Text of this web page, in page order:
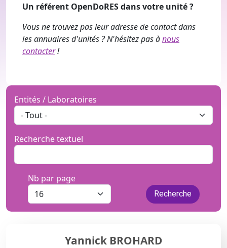
Un référent OpenDoRES dans votre unité ?
Vous ne trouvez pas leur adresse de contact dans
les annuaires d'unités ? N'hésitez pas ànous
contacter!
Entités / Laboratoires
Recherche textuel
Nb par page
Yannick BROHARD